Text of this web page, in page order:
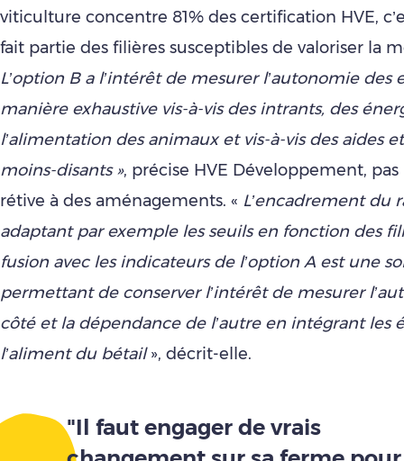
viticulture concentre 81% des certification HVE,
fait partie des filières susceptibles de valoriser la
L’option B a l’intérêt de mesurer l’autonomie des
manière exhaustive vis-à-vis des intrants, des
l’alimentation des animaux et vis-à-vis des aides
moins-disants », précise HVE Développement,
rétive à des aménagements. « L’encadrement du
adaptant par exemple les seuils en fonction des
fusion avec les indicateurs de l’option A est une
permettant de conserver l’intérêt de mesurer
côté et la dépendance de l’autre en intégrant les
l’aliment du bétail», décrit-elle.
"Il faut engager de vrais